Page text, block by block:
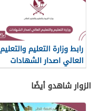
رابط وزارة التعليم والتعليم
العالي اصدار الشهادات
الزوار شاهدو أيضًا